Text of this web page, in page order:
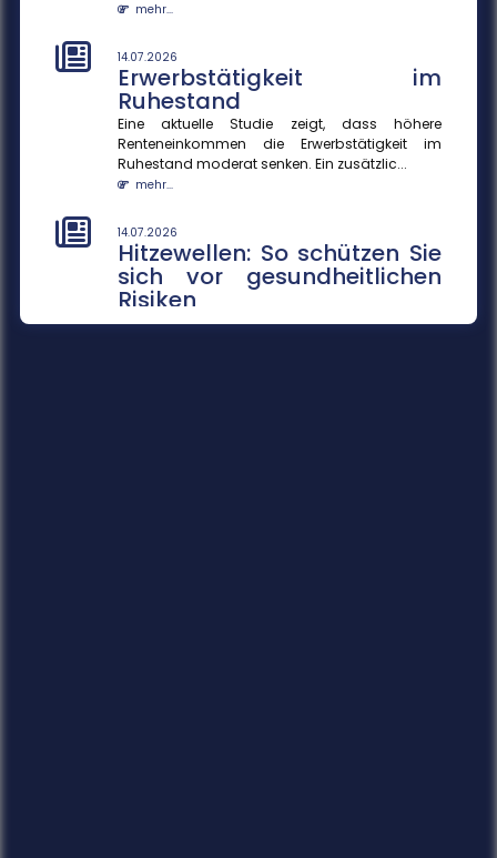
mehr...
14.07.2026
Erwerbstätigkeit im
Ruhestand
Eine aktuelle Studie zeigt, dass höhere
Renteneinkommen die Erwerbstätigkeit im
Ruhestand moderat senken. Ein zusätzlic...
mehr...
14.07.2026
Hitzewellen: So schützen Sie
sich vor gesundheitlichen
Risiken
Extreme Temperaturen belasten den Körper